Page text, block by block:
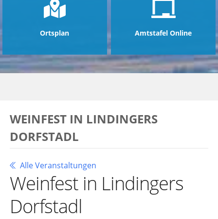
Ortsplan Amtstafel Online
WEINFEST IN LINDINGERS
DORFSTADL
Alle Veranstaltungen
Weinfest in Lindingers
Dorfstadl